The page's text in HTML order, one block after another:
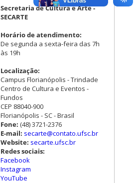
Secretaria de Cultura e Arte -
SECARTE
Horário de atendimento:
De segunda a sexta-feira das 7h
às 19h
Localização:
Campus Florianópolis - Trindade
Centro de Cultura e Eventos -
Fundos
CEP 88040-900
Florianópolis - SC - Brasil
Fone: (48) 3721-2376
E-mail: secarte@contato.ufsc.br
Website: secarte.ufsc.br
Redes sociais:
Facebook
Instagram
YouTube